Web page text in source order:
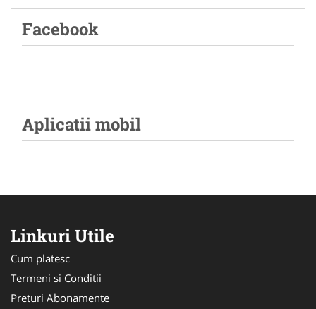
Facebook
Aplicatii mobil
Linkuri Utile
Cum platesc
Termeni si Conditii
Preturi Abonamente